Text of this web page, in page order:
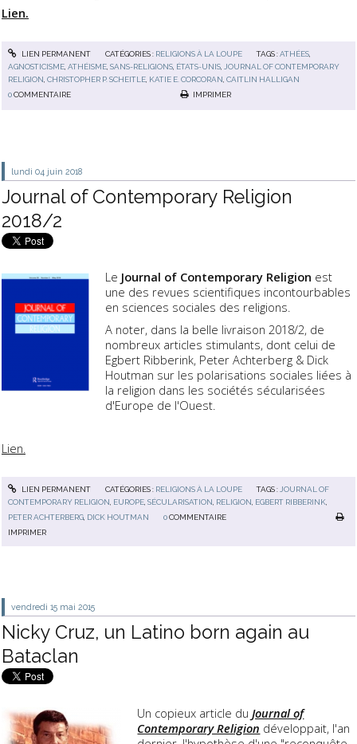
Lien.
LIEN PERMANENT CATÉGORIES : RELIGIONS À LA LOUPE TAGS :ATHÉES,
AGNOSTICISME,ATHÉISME,SANS-RELIGIONS, ÉTATS-UNIS,JOURNAL OF CONTEMPORARY
RELIGION,CHRISTOPHER P. SCHEITLE, KATIE E. CORCORAN,CAITLIN HALLIGAN
0COMMENTAIRE IMPRIMER
lundi 04 juin 2018
Journal of Contemporary Religion
2018/2
Le Journal of Contemporary Religion est
une des revues scientifiques incontourbables
en sciences sociales des religions.
A noter, dans la belle livraison 2018/2, de
nombreux articles stimulants, dont celui de
Egbert Ribberink, Peter Achterberg & Dick
Houtman sur les polarisations sociales liées à
la religion dans les sociétés sécularisées
d'Europe de l'Ouest.
Lien.
LIEN PERMANENT CATÉGORIES : RELIGIONS À LA LOUPE TAGS :JOURNAL OF
CONTEMPORARY RELIGION, EUROPE,SÉCULARISATION, RELIGION, EGBERT RIBBERINK,
PETER ACHTERBERG DICK HOUTMAN 0 COMMENTAIRE
IMPRIMER
vendredi 15 mai 2015
Nicky Cruz, un Latino born again au
Bataclan
Un copieux article du Journal of
Contemporary Religion développait, l'an